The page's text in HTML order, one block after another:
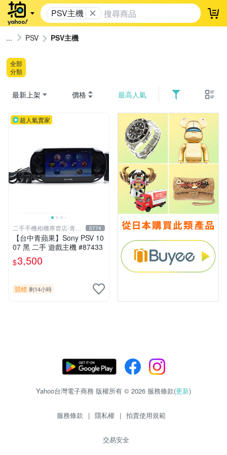
PSV主機 登
PSV PSV主機
全部
分類
最新上架 價格 最高人氣
超人氣賣家
二手手機相機專賣店-青蘋
果3c
5774
【台中青蘋果】Sony PSV 10
07 黑 二手 遊戲主機 #87433
$3,500
競標 剩14小時
Yahoo台灣電子商務 版權所有 © 2026 服務條款(更新)
服務條款 | 隱私權 | 拍賣使用規範
交易安全